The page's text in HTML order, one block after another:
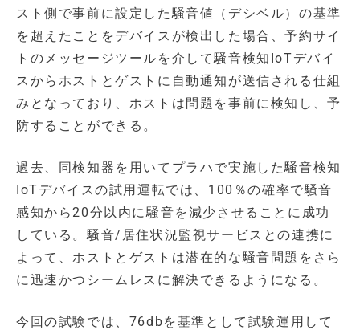
スト側で事前に設定した騒音値（デシベル）の基準
を超えたことをデバイスが検出した場合、予約サイ
トのメッセージツールを介して騒音検知IoTデバイ
スからホストとゲストに自動通知が送信される仕組
みとなっており、ホストは問題を事前に検知し、予
防することができる。
過去、同検知器を用いてプラハで実施した騒音検知
IoTデバイスの試用運転では、100％の確率で騒音
感知から20分以内に騒音を減少させることに成功
している。騒音/居住状況監視サービスとの連携に
よって、ホストとゲストは潜在的な騒音問題をさら
に迅速かつシームレスに解決できるようになる。
今回の試験では、76dbを基準として試験運用して